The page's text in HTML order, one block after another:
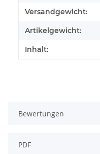
Versandgewicht:
Artikelgewicht:
Inhalt:
Bewertungen
PDF